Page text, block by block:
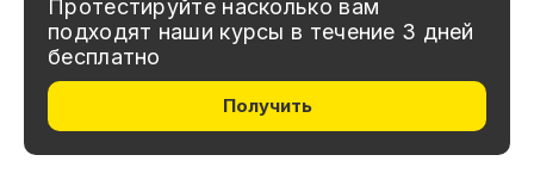
Протестируйте насколько вам
подходят наши курсы в течение 3 дней
бесплатно
Получить